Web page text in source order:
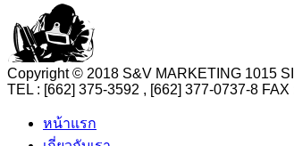
Copyright © 2018 S&V MARKETING 1015
TEL : [662] 375-3592 , [662] 377-0737-8
หน้าแรก